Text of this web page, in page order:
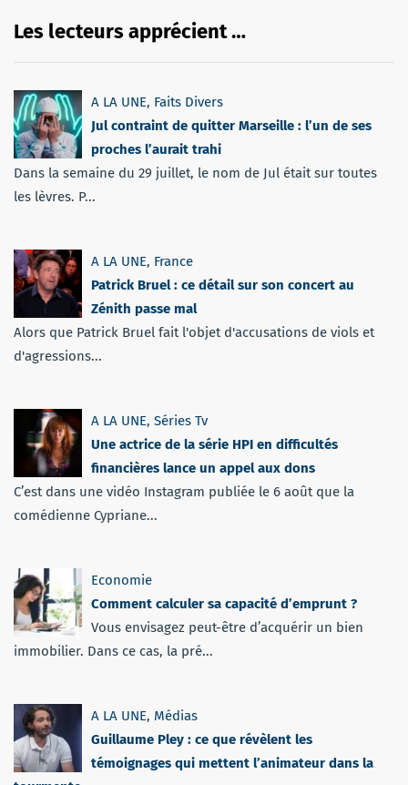
Les lecteurs apprécient …
A LA UNE, Faits Divers
Jul contraint de quitter Marseille : l’un de ses
proches l’aurait trahi
Dans la semaine du 29 juillet, le nom de Jul était sur toutes
les lèvres. P...
A LA UNE, France
Patrick Bruel : ce détail sur son concert au
Zénith passe mal
Alors que Patrick Bruel fait l'objet d'accusations de viols et
d'agressions...
A LA UNE, Séries Tv
Une actrice de la série HPI en difficultés
financières lance un appel aux dons
C’est dans une vidéo Instagram publiée le 6 août que la
comédienne Cypriane...
Economie
Comment calculer sa capacité d’emprunt ?
Vous envisagez peut-être d’acquérir un bien
immobilier. Dans ce cas, la pré...
A LA UNE, Médias
Guillaume Pley : ce que révèlent les
témoignages qui mettent l’animateur dans la